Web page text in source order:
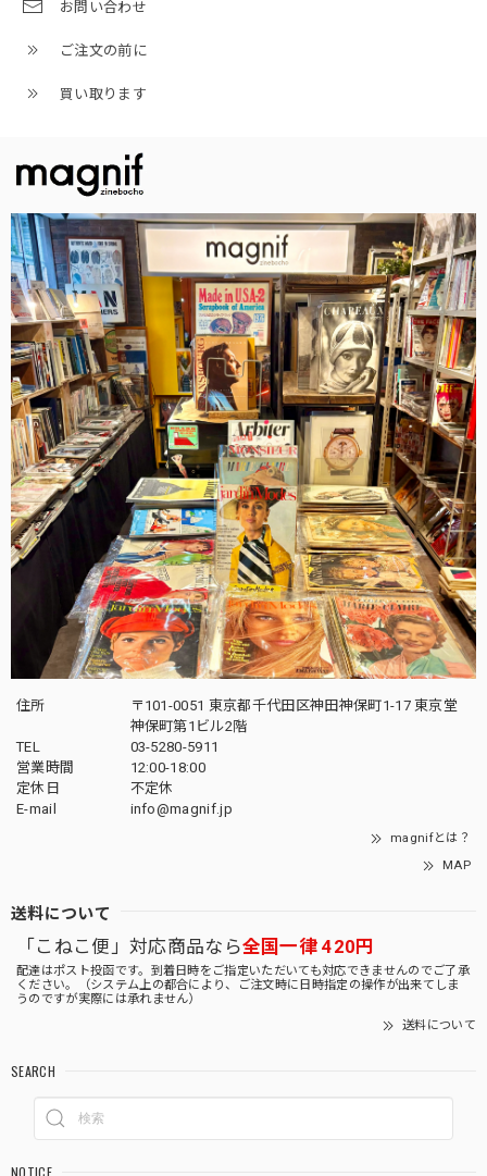
お問い合わせ
ご注文の前に
買い取ります
住所
〒101-0051 東京都千代田区神田神保町1-17 東京堂
神保町第1ビル2階
TEL
03-5280-5911
営業時間
12:00-18:00
定休日
不定休
E-mail
info@magnif.jp
magnifとは？
MAP
送料について
「こねこ便」対応商品なら全国一律 420円
配達はポスト投函です。到着日時をご指定いただいても対応できませんのでご了承
ください。（システム上の都合により、ご注文時に日時指定の操作が出来てしま
うのですが実際には承れません）
送料について
SEARCH
NOTICE